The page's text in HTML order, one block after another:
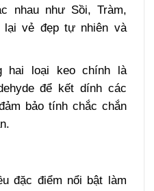
nhau như Sồi, Tràm,
lại vẻ đẹp tự nhiên và
hai loại keo chính là
để kết dính các
bảo tính chắc chắn
đặc điểm nổi bật làm